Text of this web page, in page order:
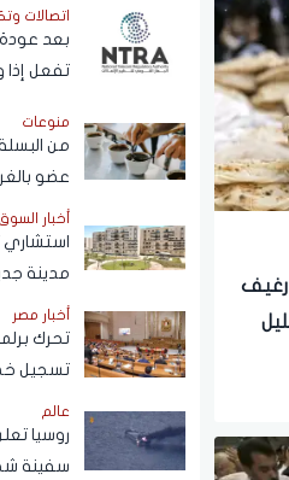
رغيف
حكومي
اتصالات
بعد عودة
تفعل
يخصك؟
منوعات
من
عضو
يكشف
القهوة
أخبار
مدينة
وتوفير
أخبار مصر
تحرك
تسجيل
عالم
روسيا
سفينة